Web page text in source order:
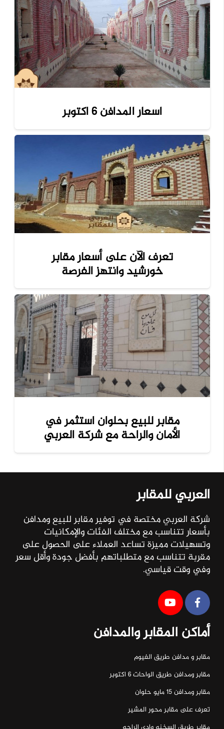
اسعار المدافن ٦ اكتوبر
تعرف الآن على أسعار مقابر
خورشيد وانتهز الفرصة
مقابر للبيع بحلوان استثمر في
الأمان والراحة مع شركة العربي
العربي للمقابر
شركة العربي مختصة في توفير مقابر للبيع ومدافن
بأسعار تتناسب مع مختلف الفئات والإمكانيات
وتسهيلات مميزة تساعد العملاء على الحصول على
مقربة تتناسب مع متطلباتهم بأفضل جودة وأقل سعر
وفي وقت قياسي.
أماكن المقابر والمدافن
مقابر و مدافن طريق الفيوم
مقابر ومدافن طريق الواحات ٦ اكتوبر
مقابر ومدافن ١٥ مايو حلوان
تعرف على مقابر محور المشير